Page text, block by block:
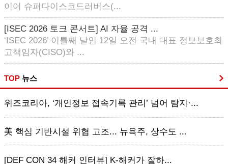
이어 슈퍼다이스코드러버스(...
[ISEC 2026 토크 콘서트] AI 자율 공격 ...
‘ISEC 2026’ 이틀째 날인 12일 오전 국내 대표 정보보호최
고책임자(CISO)와 ...
TOP 뉴스
위즈코리아, ‘개인정보 접속기록 관리’ 넘어 탐지·...
美 핵심 기반시설 위협 고조... 뉴욕주, 상수도 ...
[DEF CON 34 해커 인터뷰] K-해커가 잘하...